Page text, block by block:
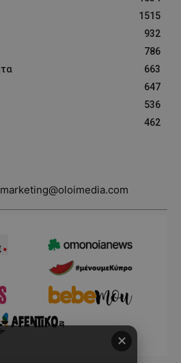
1515
932
786
663
647
536
462
marketing@oloimedia.com
✕